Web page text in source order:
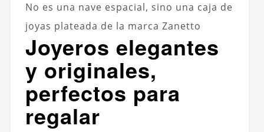
No es una nave espacial, sino una caja de
joyas plateada de la marca Zanetto
Joyeros elegantes
y originales,
perfectos para
regalar